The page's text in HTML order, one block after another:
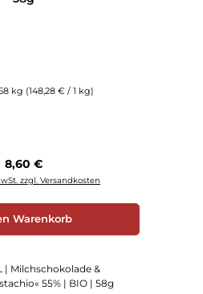
kg (148,28 € / 1 kg)
Regulärer Preis:
8,60 €
zzgl. Versandkosten
Warenkorb